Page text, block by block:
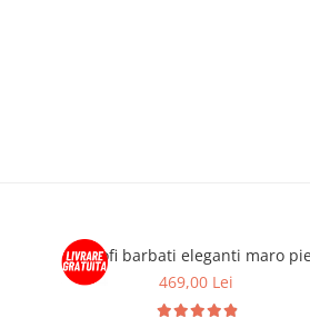
Pantofi barbati eleganti maro
469,00 Lei